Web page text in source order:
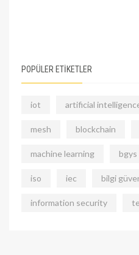
POPÜLER ETİKETLER
iot artificial
mesh blockchain
machine learning bgys
iso iec bilgi
information security